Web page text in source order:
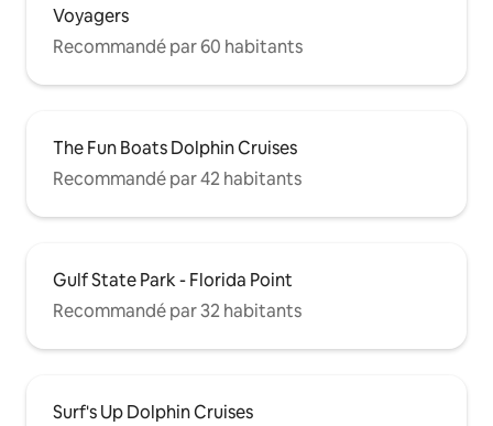
Voyagers
Recommandé par 60 habitants
The Fun Boats Dolphin Cruises
Recommandé par 42 habitants
Gulf State Park - Florida Point
Recommandé par 32 habitants
Surf's Up Dolphin Cruises